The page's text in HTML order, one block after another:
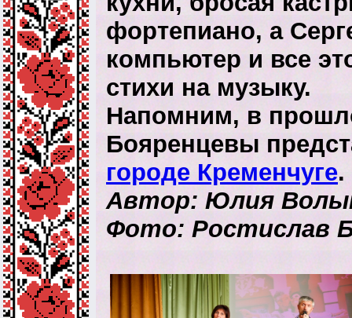
фортепиано, а
компьютер и все
стихи на музыку.
Напомним, в
Бояренцевы
городе Кременчуге.
Автор: Юлия
Фото: Ростислав